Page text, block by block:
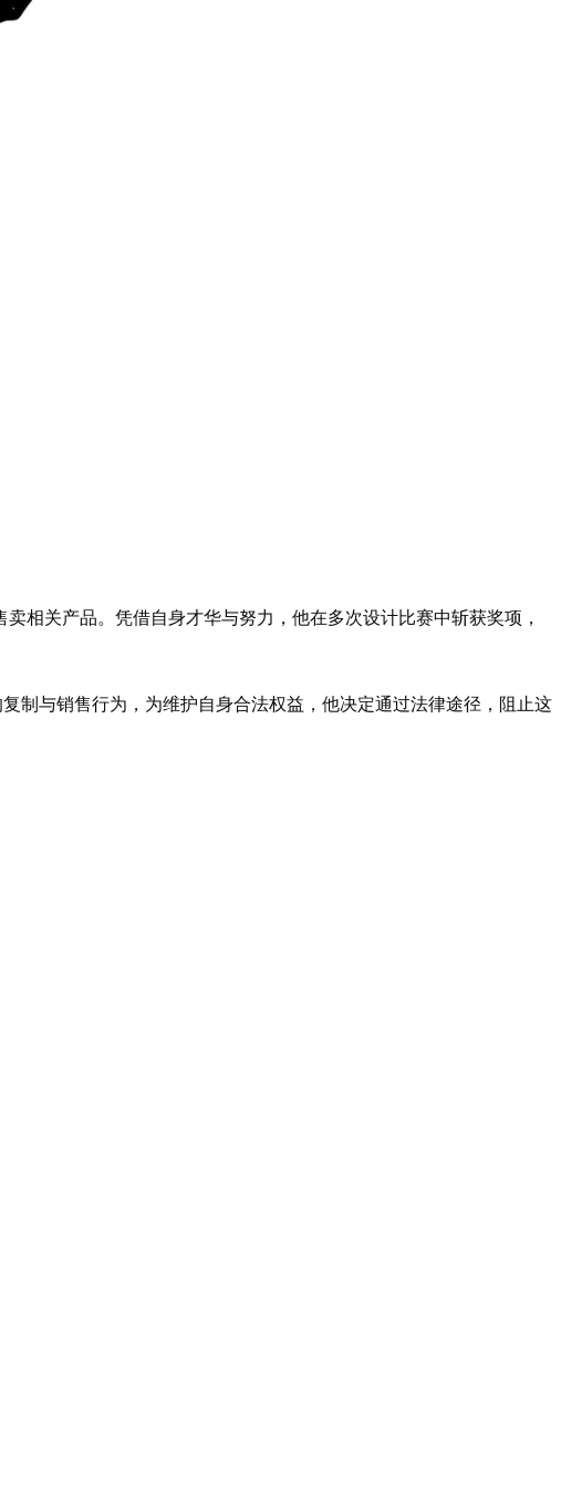
相关产品。凭借自身才华与努力，他在多次设计比赛中斩获奖项，
制与销售行为，为维护自身合法权益，他决定通过法律途径，阻止这